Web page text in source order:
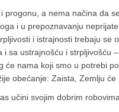
progonu, a nema načina da
i u prepoznavanju
i istrajnosti trebaju se
sa ustrajnošću i strpljivošću
će nama koji smo u potrebi
obećanje: Zaista, Zemlju
učini svojim dobrim